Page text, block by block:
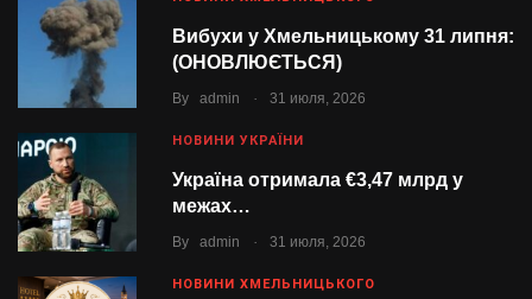
Вибухи у Хмельницькому 31 липня:
(ОНОВЛЮЄТЬСЯ)
By admin . 31 июля, 2026
НОВИНИ УКРАЇНИ
Україна отримала €3,47 млрд у
межах…
By admin . 31 июля, 2026
НОВИНИ ХМЕЛЬНИЦЬКОГО